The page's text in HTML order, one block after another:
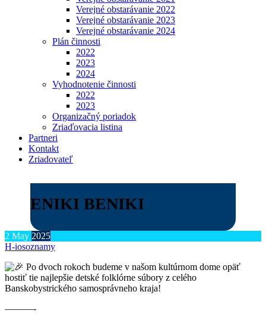
Verejné obstarávanie 2022
Verejné obstarávanie 2023
Verejné obstarávanie 2024
Plán činnosti
2022
2023
2024
Vyhodnotenie činnosti
2022
2023
Organizačný poriadok
Zriaďovacia listina
Partneri
Kontakt
Zriadovateľ
ENIKI BENIKI
2 May 2025
H-iosoznamy
Po dvoch rokoch budeme v našom kultúrnom dome opäť
hostiť tie najlepšie detské folklórne súbory z celého
Banskobystrického samosprávneho kraja!
———-